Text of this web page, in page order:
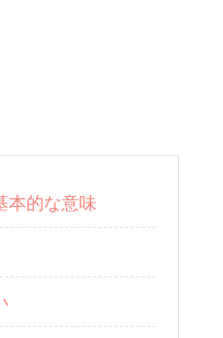
本的な意味